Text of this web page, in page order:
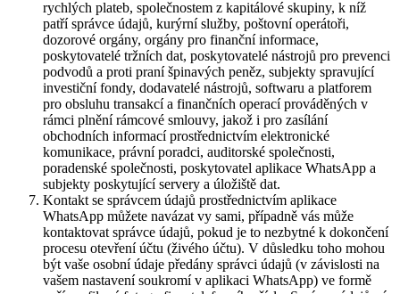
rychlých plateb, společnostem z kapitálové skupiny, k níž
patří správce údajů, kurýrní služby, poštovní operátoři,
dozorové orgány, orgány pro finanční informace,
poskytovatelé tržních dat, poskytovatelé nástrojů pro prevenci
podvodů a proti praní špinavých peněz, subjekty spravující
investiční fondy, dodavatelé nástrojů, softwaru a platforem
pro obsluhu transakcí a finančních operací prováděných v
rámci plnění rámcové smlouvy, jakož i pro zasílání
obchodních informací prostřednictvím elektronické
komunikace, právní poradci, auditorské společnosti,
poradenské společnosti, poskytovatel aplikace WhatsApp a
subjekty poskytující servery a úložiště dat.
Kontakt se správcem údajů prostřednictvím aplikace
WhatsApp můžete navázat vy sami, případně vás může
kontaktovat správce údajů, pokud je to nezbytné k dokončení
procesu otevření účtu (živého účtu). V důsledku toho mohou
být vaše osobní údaje předány správci údajů (v závislosti na
vašem nastavení soukromí v aplikaci WhatsApp) ve formě